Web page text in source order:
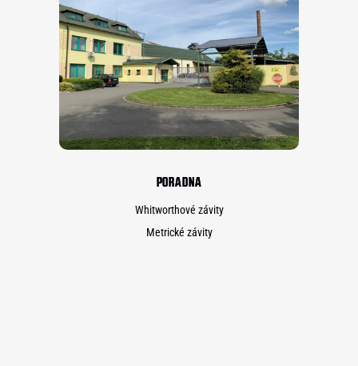
PORADNA
Whitworthové závity
Metrické závity